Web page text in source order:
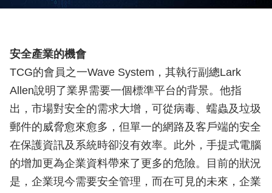
安全產業的機會
TCG的會員之一Wave System，其執行副總Lark
Allen說明了業界需要一個標準平台的背景。他指
出，市場對安全的需求大增，可從病毒、蠕蟲及垃圾
郵件的威脅愈來愈多，但單一的網路及客戶端的安全
在保護資訊及系統時卻沒有效率。此外，手提式電腦
的增加更為企業資料帶來了更多的危險。目前的狀況
是，企業現今需要安全管理，而在可見的未來，企業